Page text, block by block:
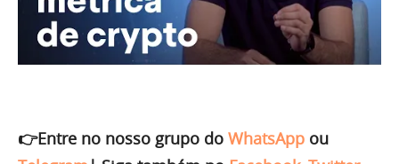
👉Entre no nosso grupo do WhatsApp ou